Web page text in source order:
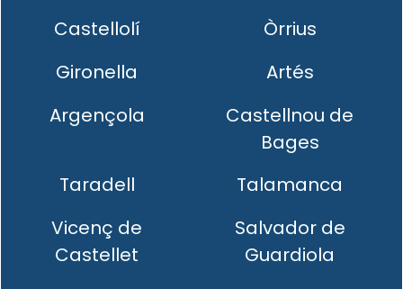
Castellolí
Òrrius
Gironella
Artés
Argençola
Castellnou de
Bages
Taradell
Talamanca
Vicenç de
Castellet
Salvador de
Guardiola